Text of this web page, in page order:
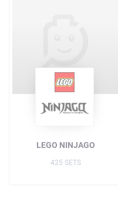
LEGO NINJAGO
425 SETS